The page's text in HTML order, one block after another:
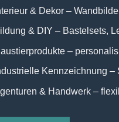
& Dekor –
& DIY – Bastelsets,
–
Kennzeichnung
& Handwerk –